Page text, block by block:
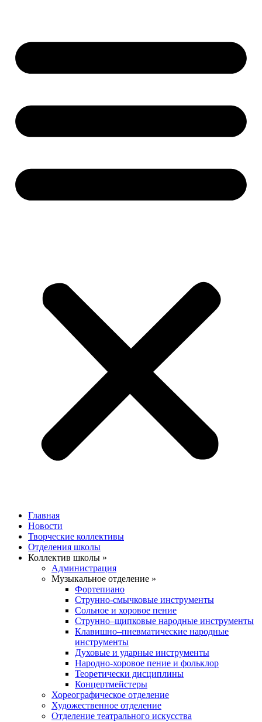
Главная
Новости
Творческие коллективы
Отделения школы
Коллектив школы »
Администрация
Музыкальное отделение »
Фортепиано
Струнно-смычковые инструменты
Сольное и хоровое пение
Струнно–щипковые народные инструменты
Клавишно–пневматические народные
инструменты
Духовые и ударные инструменты
Народно-хоровое пение и фольклор
Теоретически дисциплины
Концертмейстеры
Хореографическое отделение
Художественное отделение
Отделение театрального искусства